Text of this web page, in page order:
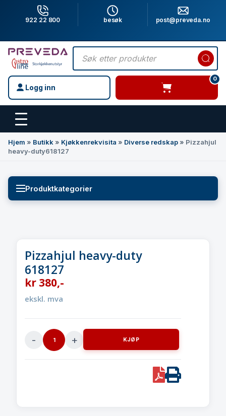
922 22 800 besøk post@preveda.no
Products
search
Logg inn
0
varer i handlevogn
Hovedinnhold
Hjem » Butikk » Kjøkkenrekvisita » Diverse redskap» Pizzahjul
heavy-duty618127
Produktkategorier
Pizzahjul heavy-duty
618127
kr 380,-
ekskl. mva
Pizzahjul
KJØP
PDFPrint